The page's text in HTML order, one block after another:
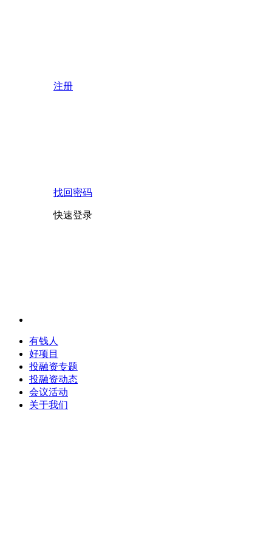
注册
找回密码
快速登录
有钱人
好项目
投融资专题
投融资动态
会议活动
关于我们